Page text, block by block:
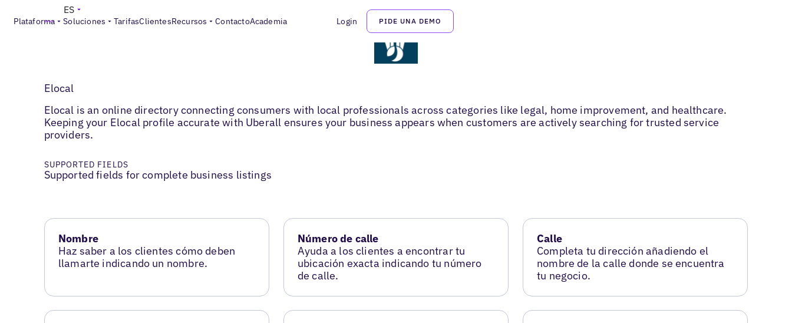
Plataforma Soluciones TarifasClientesRecursos ContactoAcademia Login PIDE UNA DEMO
ES
Elocal
Elocal is an online directory connecting consumers with local professionals across categories like legal, home improvement, and healthcare.
Keeping your Elocal profile accurate with Uberall ensures your business appears when customers are actively searching for trusted service
providers.
SUPPORTED FIELDS
Supported fields for complete business listings
Nombre
Haz saber a los clientes cómo deben
llamarte indicando un nombre.
Número de calle
Ayuda a los clientes a encontrar tu
ubicación exacta indicando tu número
de calle.
Calle
Completa tu dirección añadiendo el
nombre de la calle donde se encuentra
tu negocio.